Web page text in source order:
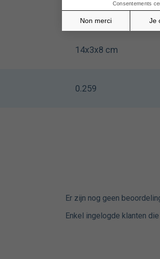
14x3x8 cm
0.259
Er zijn nog geen
Enkel ingelogde klanten